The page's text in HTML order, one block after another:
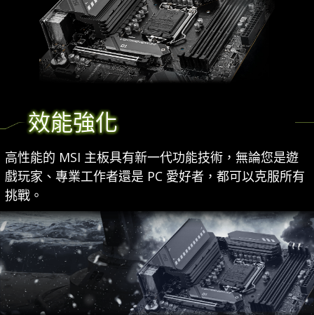
效能強化
高性能的 MSI 主板具有新一代功能技術，無論您是遊
戲玩家、專業工作者還是 PC 愛好者，都可以克服所有
挑戰。